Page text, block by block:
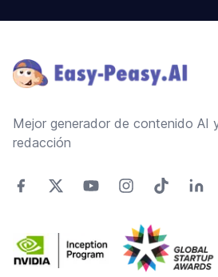
Mejor generador de contenido AI
redacción